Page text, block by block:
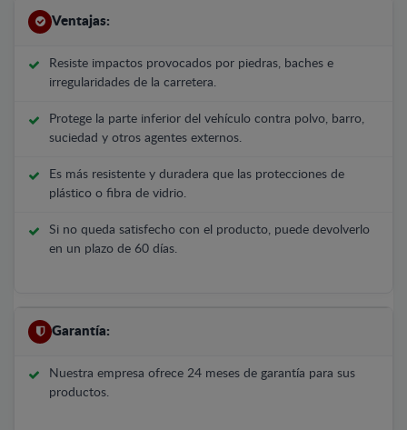
Ventajas:
Resiste impactos provocados por piedras, baches e
irregularidades de la carretera.
Protege la parte inferior del vehículo contra polvo, barro,
suciedad y otros agentes externos.
Es más resistente y duradera que las protecciones de
plástico o fibra de vidrio.
Si no queda satisfecho con el producto, puede devolverlo
en un plazo de 60 días.
Garantía:
Nuestra empresa ofrece 24 meses de garantía para sus
productos.